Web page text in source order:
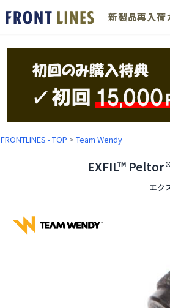
新製品再入荷
FRONTLINES - TOP > Team Wendy
EXFIL™
エク